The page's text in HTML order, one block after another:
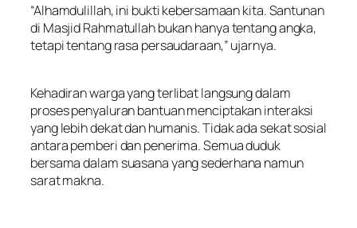
“Alhamdulillah, ini bukti kebersamaan kita. Santunan
di Masjid Rahmatullah bukan hanya tentang angka,
tetapi tentang rasa persaudaraan,” ujarnya.
Kehadiran warga yang terlibat langsung dalam
proses penyaluran bantuan menciptakan interaksi
yang lebih dekat dan humanis. Tidak ada sekat sosial
antara pemberi dan penerima. Semua duduk
bersama dalam suasana yang sederhana namun
sarat makna.